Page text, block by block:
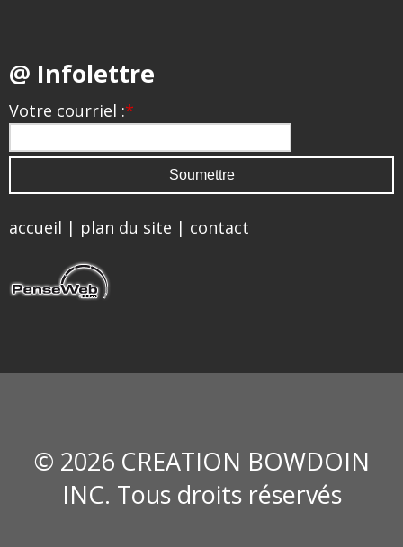
@ Infolettre
Votre courriel :*
accueil | plan du site | contact
© 2026 CREATION BOWDOIN
INC. Tous droits réservés